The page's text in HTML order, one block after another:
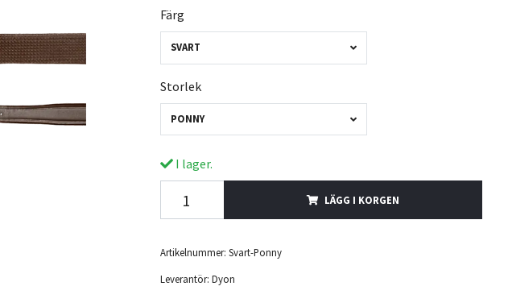
Färg
SVART
Storlek
PONNY
I lager.
LÄGG I KORGEN
Artikelnummer: Svart-Ponny
Leverantör: Dyon